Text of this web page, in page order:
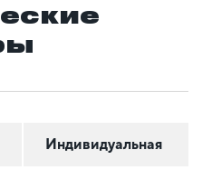
Индивидуальная